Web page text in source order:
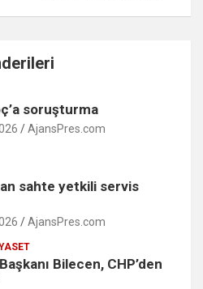
soruşturma
AjansPres.com
sahte yetkili servis
AjansPres.com
Bilecen, CHP’den